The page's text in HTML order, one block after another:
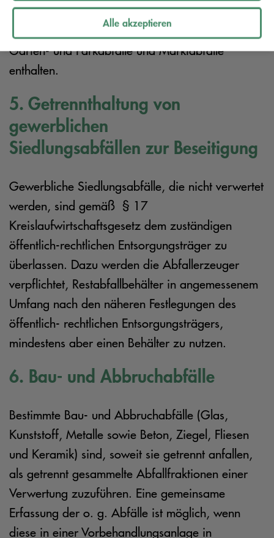
und Glas sowie biologisch abbaubare Küchen-
und Kantinenabfälle, biologisch abbaubare
Garten- und Parkabfälle und Marktabfälle
enthalten.
5. Getrennthaltung von
gewerblichen
Siedlungsabfällen zur Beseitigung
Gewerbliche Siedlungsabfälle, die nicht verwertet
werden, sind gemäß § 17
Kreislaufwirtschaftsgesetz dem zuständigen
öffentlich-rechtlichen Entsorgungsträger zu
überlassen. Dazu werden die Abfallerzeuger
verpflichtet, Restabfallbehälter in angemessenem
Umfang nach den näheren Festlegungen des
öffentlich- rechtlichen Entsorgungsträgers,
mindestens aber einen Behälter zu nutzen.
6. Bau- und Abbruchabfälle
Bestimmte Bau- und Abbruchabfälle (Glas,
Kunststoff, Metalle sowie Beton, Ziegel, Fliesen
und Keramik) sind, soweit sie getrennt anfallen,
als getrennt gesammelte Abfallfraktionen einer
Verwertung zuzuführen. Eine gemeinsame
Erfassung der o. g. Abfälle ist möglich, wenn
diese in einer Vorbehandlungsanlage in
Alle akzeptieren